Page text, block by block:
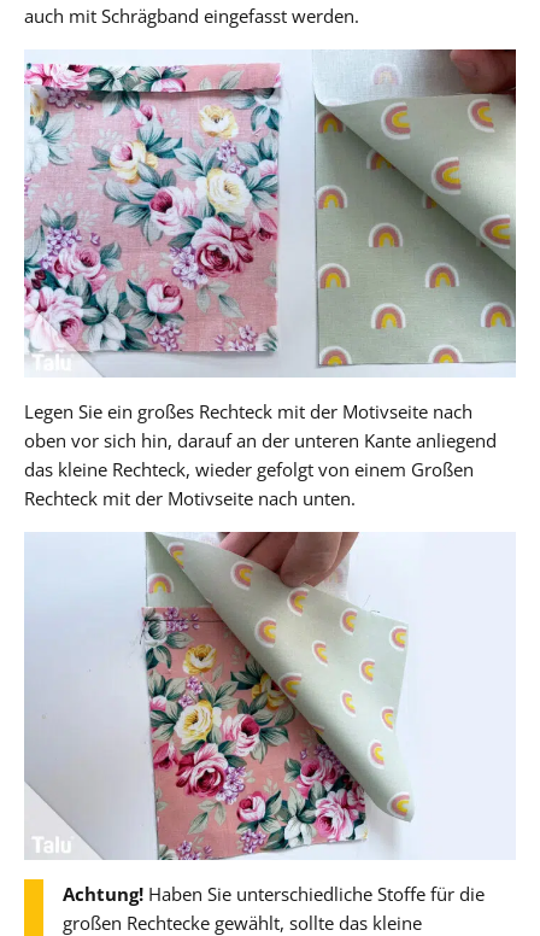
auch mit Schrägband eingefasst werden.
Legen Sie ein großes Rechteck mit der Motivseite nach
oben vor sich hin, darauf an der unteren Kante anliegend
das kleine Rechteck, wieder gefolgt von einem Großen
Rechteck mit der Motivseite nach unten.
Achtung! Haben Sie unterschiedliche Stoffe für die
großen Rechtecke gewählt, sollte das kleine